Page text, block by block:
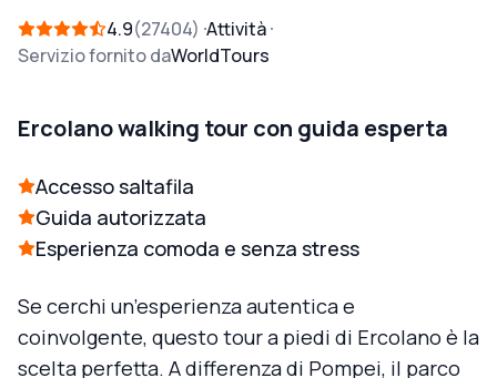
4.9 27404 Attività
Servizio fornito daWorldTours
Ercolano walking tour con guida esperta
Accesso saltafila
Guida autorizzata
Esperienza comoda e senza stress
Se cerchi un’esperienza autentica e
coinvolgente, questo tour a piedi di Ercolano è la
scelta perfetta. A differenza di Pompei, il parco